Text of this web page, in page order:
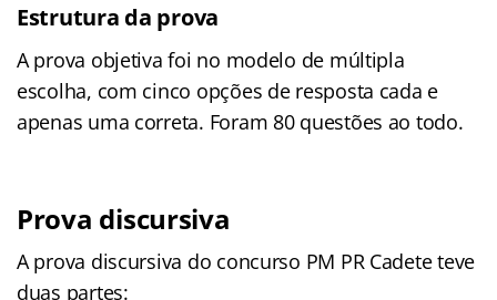
Estrutura da prova
A prova objetiva foi no modelo de múltipla
escolha, com cinco opções de resposta cada e
apenas uma correta. Foram 80 questões ao todo.
Prova discursiva
A prova discursiva do concurso PM PR Cadete teve
duas partes: